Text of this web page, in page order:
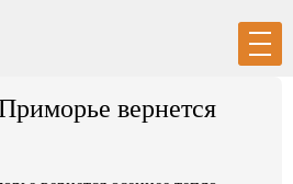
вернется